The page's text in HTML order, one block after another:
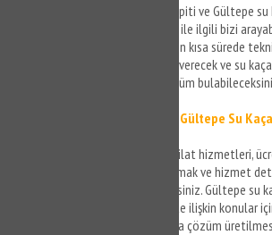
Gültepe kırmadan su kaçak tespiti ve Gültepe
ile ilgili bilgi almak ve detaylar ile ilgili bizi
kaçak tespit işlemleri ile ilgili en kısa sürede
ve anlaşmalı firmalar size bilgi verecek ve su
yaşamış olduğunuz soruna çözüm
Gültepe Su
Gültepe su kaçak tamiri ve tadilat hizmetleri,
sürecin gelişimi ile ilgili bilgi almak ve hizmet
sahibi olmak için bizi arayabilirsiniz. Gültepe su
hizmetinin detayları ve hizmete ilişkin konular
yaşadığınız su kaçak sorunlarına çözüm